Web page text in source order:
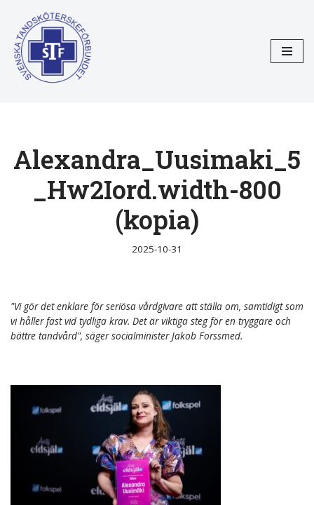
Hoppa
till
innehåll
Alexandra_Uusimaki_5
_Hw2Iord.width-800
(kopia)
2025-10-31
"Vi gör det enklare för seriösa vårdgivare att ställa om, samtidigt som
vi håller fast vid tydliga krav. Det är viktiga steg för en tryggare och
bättre tandvård", säger socialminister Jakob Forssmed.